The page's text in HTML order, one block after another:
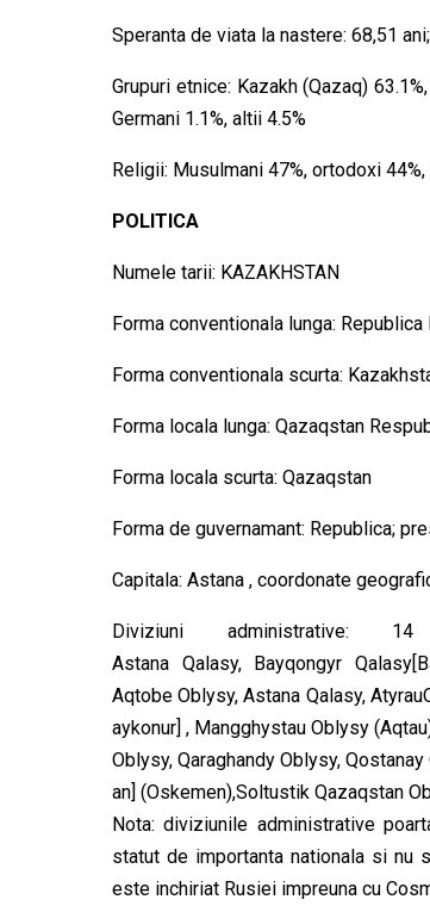
Speranta de viata la nastere: 68,51
Grupuri etnice: Kazakh (Qazaq)
Germani 1.1%, altii 4.5%
Religii: Musulmani 47%, ortodoxi
POLITICA
Numele tarii: KAZAKHSTAN
Forma conventionala lunga: Republica
Forma conventionala scurta:
Forma locala lunga: Qazaqstan
Forma locala scurta: Qazaqstan
Forma de guvernamant: Republica;
Capitala: Astana , coordonate
Diviziuni
Astana Qalasy, Bayqongyr
Aqtobe Oblysy, Astana Qalasy,
aykonur] , Mangghystau Oblysy
Oblysy, Qaraghandy Oblysy,
an] (Oskemen),Soltustik Qazaqstan
Nota: diviziunile administrative
statut de importanta nationala si nu
este inchiriat Rusiei impreuna cu